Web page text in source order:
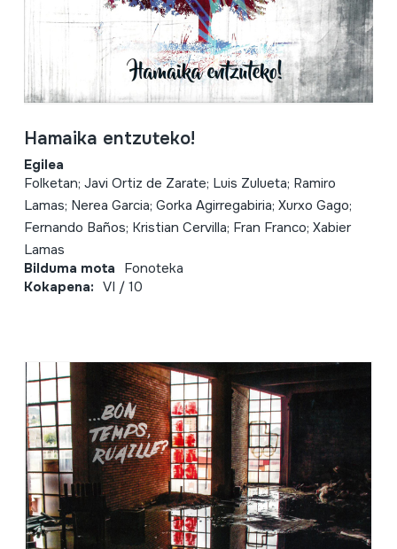
Hamaika entzuteko!
Egilea
Folketan; Javi Ortiz de Zarate; Luis Zulueta; Ramiro
Lamas; Nerea Garcia; Gorka Agirregabiria; Xurxo Gago;
Fernando Baños; Kristian Cervilla; Fran Franco; Xabier
Lamas
Bilduma mota Fonoteka
Kokapena: VI / 10